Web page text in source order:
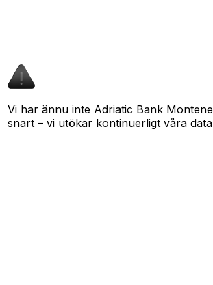
Vi har ännu inte Adriatic Bank
snart – vi utökar kontinuerligt våra